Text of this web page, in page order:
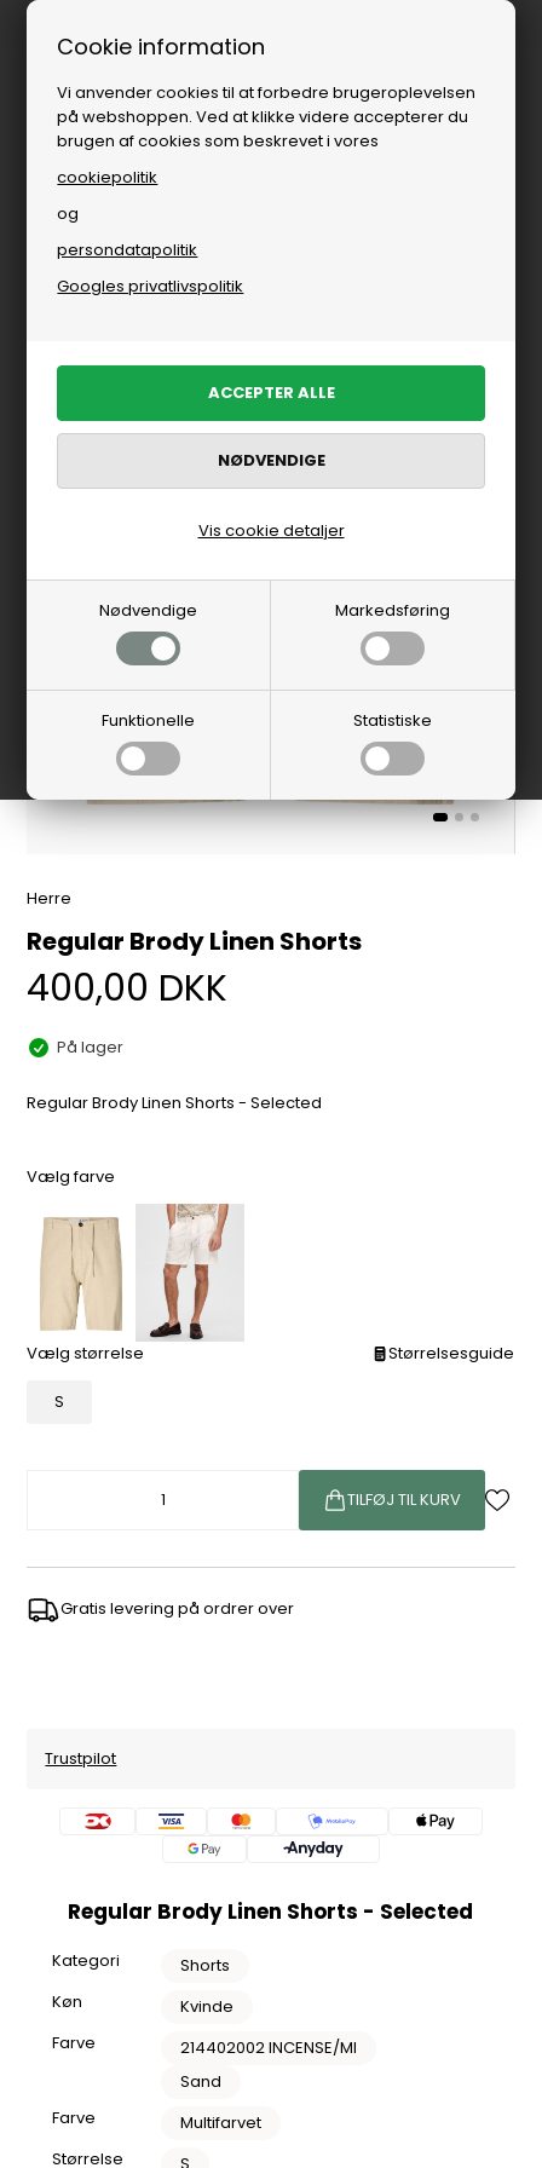
Cookie information
Vi anvender cookies til at forbedre brugeroplevelsen
på webshoppen. Ved at klikke videre accepterer du
brugen af cookies som beskrevet i vores
cookiepolitik
og
persondatapolitik
Googles privatlivspolitik
Nødvendige Markedsføring
Funktionelle Statistiske
Vis cookie detaljer
Herre
Regular Brody Linen Shorts
400,00 DKK
På lager
Regular Brody Linen Shorts - Selected
Vælg farve
Vælg størrelse Størrelsesguide
S
TILFØJ TIL KURV
Gratis levering på ordrer over
Trustpilot
Regular Brody Linen Shorts - Selected
Kategori
Shorts
Køn
Kvinde
Farve
214402002 INCENSE/MI
Sand
Farve
Multifarvet
Størrelse
S